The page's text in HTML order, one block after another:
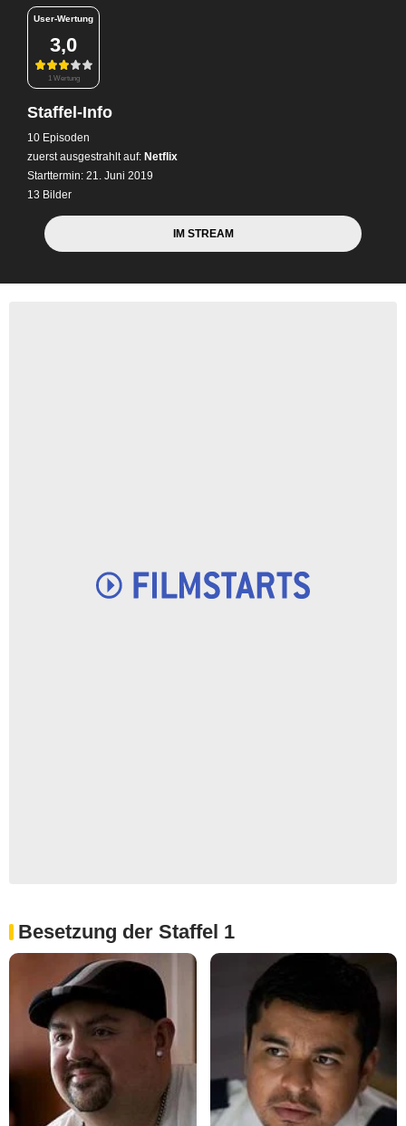
User-Wertung
3,0
1 Wertung
Staffel-Info
10 Episoden
zuerst ausgestrahlt auf: Netflix
Starttermin: 21. Juni 2019
13 Bilder
IM STREAM
Besetzung der Staffel 1